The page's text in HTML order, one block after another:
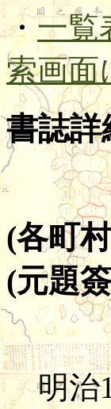
・一覧
索画面
書誌詳
(各町
(元題
明治